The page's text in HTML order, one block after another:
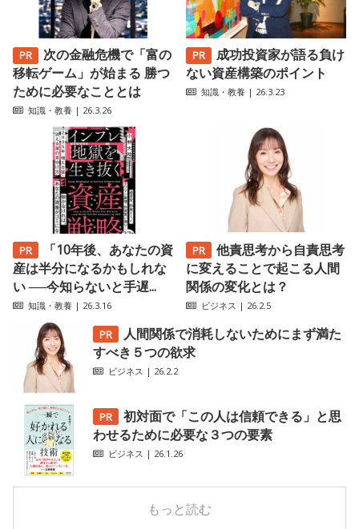
次の金融危機で「富の
移転ゲーム」が始まる 勝つ
ために必要なこととは
知識・教養 | 26.3.26
成功投資家が語る負け
ない資産構築のポイント
知識・教養 | 26.3.23
「10年後、あなたの資
産は半分になるかもしれな
い ──今知らないと手遅...
知識・教養 | 26.3.16
他責思考から自責思考
に変えることで起こる人間
関係の変化とは？
ビジネス | 26.2.5
人間関係で消耗しないためにまず満た
すべき５つの欲求
ビジネス | 26.2.2
初対面で「この人は信頼できる」と思
わせるために必要な３つの要素
ビジネス | 26.1.26
もっと読む